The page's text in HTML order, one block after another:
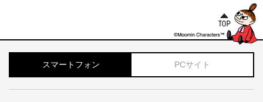
スマートフォン PCサイト